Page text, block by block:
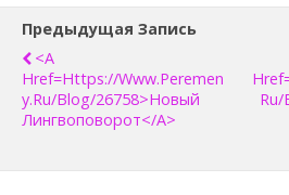
Предыдущая Запись
<a
Href=https://www.peremen
Y.ru/blog/26758>Новый
Лингвоповорот</a>